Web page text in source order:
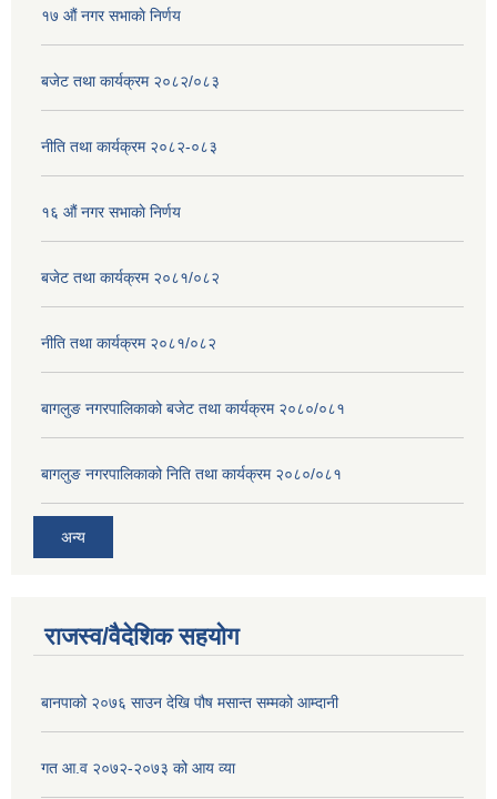
१७ ‌‍औं नगर सभाकाे निर्णय
बजेट तथा कार्यक्रम २०८२/०८३
नीति तथा कार्यक्रम २०८२-०८३
१६ ‌औं नगर सभाकाे निर्णय
बजेट तथा कार्यक्रम २०८१/०८२
नीति तथा कार्यक्रम २०८१/०८२
बागलुङ नगरपालिकाको बजेट तथा कार्यक्रम २०८०/०८१
बागलुङ नगरपालिकाको निति तथा कार्यक्रम २०८०/०८१
अन्य
राजस्व/वैदेशिक सहयोग
बानपाको २०७६ साउन देखि पौष मसान्त सम्मको आम्दानी
गत आ.व २०७२-२०७३ को आय व्या